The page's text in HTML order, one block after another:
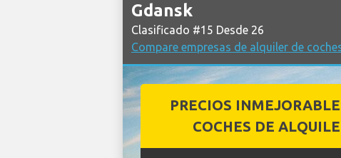
Gdansk
Clasificado #15 Desde 26
Compare empresas de alquiler de
PRECIOS
COCHES DE